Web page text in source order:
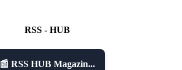
RSS - HUB
📰 RSS HUB Magazin...